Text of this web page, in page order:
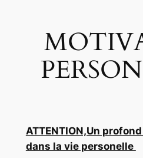
ATTENTION,Un
dans la vie personelle